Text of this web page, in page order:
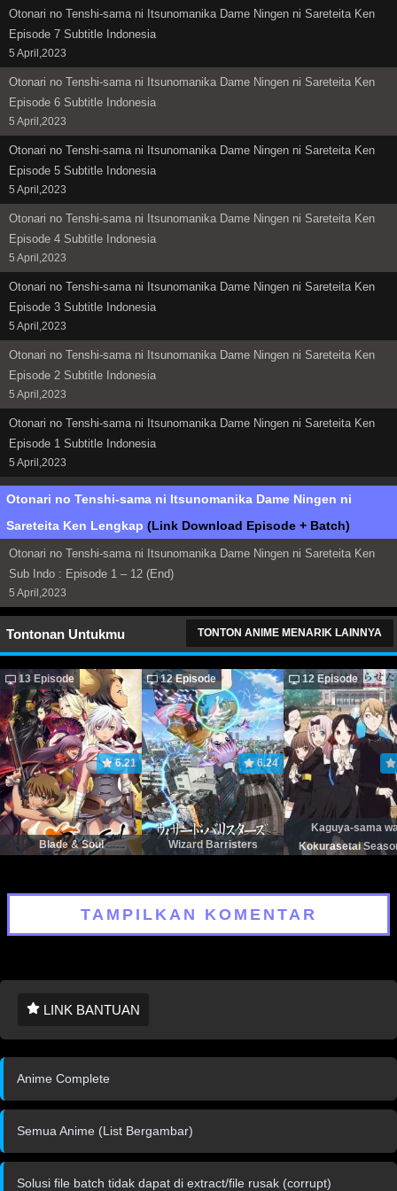
Otonari no Tenshi-sama ni Itsunomanika Dame Ningen ni Sareteita Ken
Episode 7 Subtitle Indonesia
5 April,2023
Otonari no Tenshi-sama ni Itsunomanika Dame Ningen ni Sareteita Ken
Episode 6 Subtitle Indonesia
5 April,2023
Otonari no Tenshi-sama ni Itsunomanika Dame Ningen ni Sareteita Ken
Episode 5 Subtitle Indonesia
5 April,2023
Otonari no Tenshi-sama ni Itsunomanika Dame Ningen ni Sareteita Ken
Episode 4 Subtitle Indonesia
5 April,2023
Otonari no Tenshi-sama ni Itsunomanika Dame Ningen ni Sareteita Ken
Episode 3 Subtitle Indonesia
5 April,2023
Otonari no Tenshi-sama ni Itsunomanika Dame Ningen ni Sareteita Ken
Episode 2 Subtitle Indonesia
5 April,2023
Otonari no Tenshi-sama ni Itsunomanika Dame Ningen ni Sareteita Ken
Episode 1 Subtitle Indonesia
5 April,2023
Otonari no Tenshi-sama ni Itsunomanika Dame Ningen ni
Sareteita Ken Lengkap (Link Download Episode + Batch)
Otonari no Tenshi-sama ni Itsunomanika Dame Ningen ni Sareteita Ken
Sub Indo : Episode 1 – 12 (End)
5 April,2023
Tontonan Untukmu TONTON ANIME MENARIK LAINNYA
13 Episode
6.21
Blade & Soul
12 Episode
6.24
Wizard Barristers
12 Episode
Kaguya-sama
Kokurasetai
TAMPILKAN KOMENTAR
LINK BANTUAN
Anime Complete
Semua Anime (List Bergambar)
Solusi file batch tidak dapat di extract/file rusak (corrupt)